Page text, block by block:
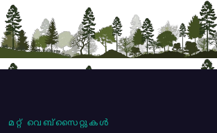
മറ്റ് വെബ്സൈറ്റുകൾ